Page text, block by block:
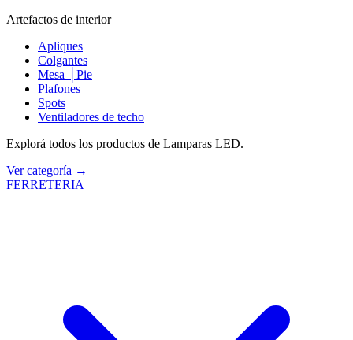
Artefactos de interior
Apliques
Colgantes
Mesa │Pie
Plafones
Spots
Ventiladores de techo
Explorá todos los productos de Lamparas LED.
Ver categoría →
FERRETERIA